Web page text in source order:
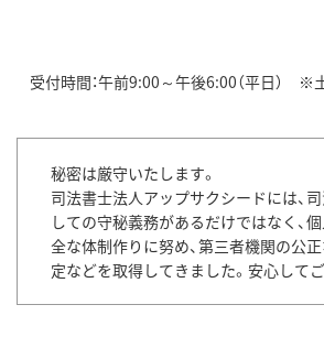
を得ることなく第三者に提供しません。
当事務所は、個人情報の正確性および最新性
とともに個人情報の紛失、改ざん、漏えいなど
かつ適正な情報セキュリティー対策を実現し
個人情報の開示・訂正・利用停止・消去
当事務所は、本人が個人情報について、開示・訂
どを求める権利を有していることを認識し、
受付時間：午前9:00～午後6:00（平日） ※
秘密は厳守いたします。
司法書士法人アップサクシードには、
しての守秘義務があるだけではなく、
全な体制作りに努め、第三者機関の公
定などを取得してきました。安心して